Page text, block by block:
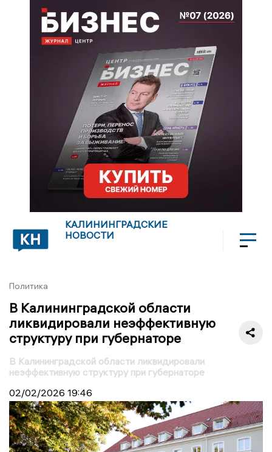
КАЛИНИНГРАДСКИЕ
НОВОСТИ
Политика
В Калининградской области
ликвидировали неэффективную
структуру при губернаторе
В Калининградской области ликвидировали
неэффективную структуру при губернаторе
02/02/2026 19:46